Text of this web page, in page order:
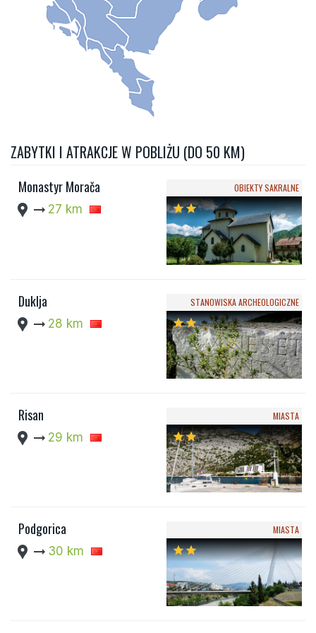
ZABYTKI I ATRAKCJE W POBLIŻU (DO 50 KM)
Monastyr Morača
location_pin arrow_right_alt 27 km
OBIEKTY SAKRALNE
starstar
Duklja
location_pin arrow_right_alt 28 km
STANOWISKA ARCHEOLOGICZNE
starstar
Risan
location_pin arrow_right_alt 29 km
MIASTA
starstar
Podgorica
location_pin arrow_right_alt 30 km
MIASTA
starstar